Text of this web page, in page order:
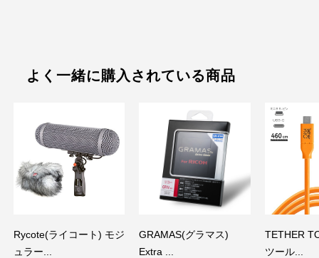
よく一緒に購入されている商品
Rycote(ライコート) モジ
ュラー...
GRAMAS(グラマス)
Extra ...
TETHER
ツール...